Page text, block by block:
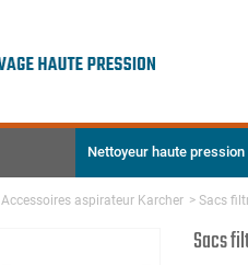
Nettoyeur haute pression
Accessoires aspirateur Karcher > Sacs
Sacs